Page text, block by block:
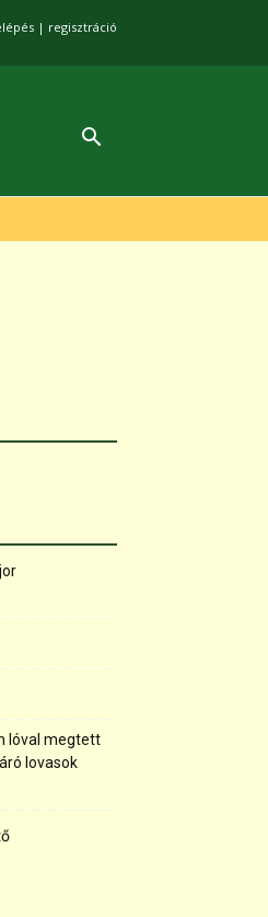
| regisztráció
lóval megtett
lovasok